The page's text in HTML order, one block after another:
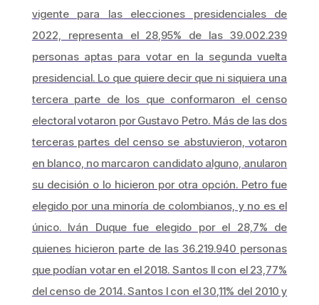
vigente para las elecciones presidenciales de
2022, representa el 28,95% de las 39.002.239
personas aptas para votar en la segunda vuelta
presidencial. Lo que quiere decir que ni siquiera una
tercera parte de los que conformaron el censo
electoral votaron por Gustavo Petro. Más de las dos
terceras partes del censo se abstuvieron, votaron
en blanco, no marcaron candidato alguno, anularon
su decisión o lo hicieron por otra opción. Petro fue
elegido por una minoría de colombianos, y no es el
único. Iván Duque fue elegido por el 28,7% de
quienes hicieron parte de las 36.219.940 personas
que podían votar en el 2018. Santos II con el 23,77%
del censo de 2014. Santos I con el 30,11% del 2010 y